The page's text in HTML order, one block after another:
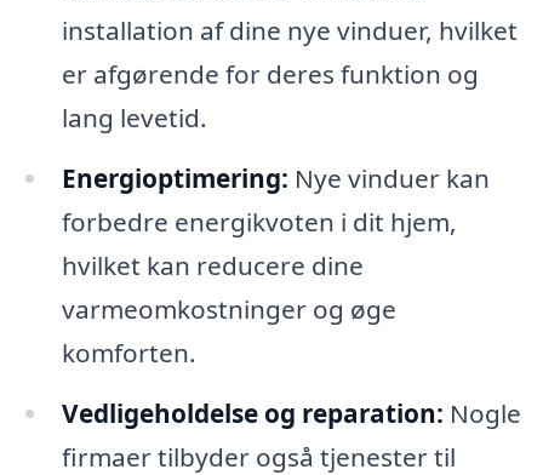
installation af dine nye vinduer, hvilket
er afgørende for deres funktion og
lang levetid.
Energioptimering: Nye vinduer kan
forbedre energikvoten i dit hjem,
hvilket kan reducere dine
varmeomkostninger og øge
komforten.
Vedligeholdelse og reparation: Nogle
firmaer tilbyder også tjenester til